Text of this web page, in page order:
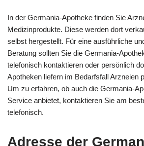
In der Germania-Apotheke finden Sie
Medizinprodukte. Diese werden dort
selbst hergestellt. Für eine ausführliche
Beratung sollten Sie die Germania-
telefonisch kontaktieren oder persönlich
Apotheken liefern im Bedarfs­fall Arzneien
Um zu erfahren, ob auch die Germania-
Service anbietet, kontaktieren Sie am
telefonisch.
Adresse der